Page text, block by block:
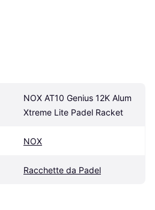
NOX AT10 Genius 12K Alum
Xtreme Lite Padel Racket
NOX
Racchette da Padel